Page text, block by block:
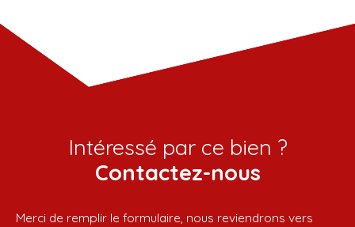
Intéressé par ce bien ?
Contactez-nous
Merci de remplir le formulaire, nous reviendrons vers